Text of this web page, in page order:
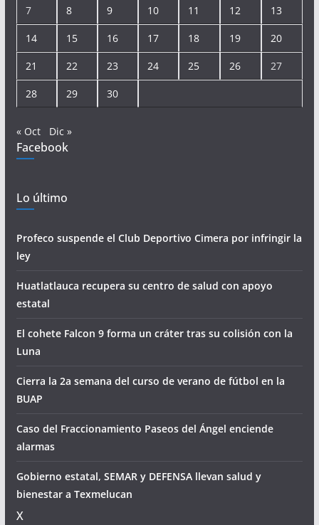
7 8 9 10 11 12 13
14 15 16 17 18 19 20
21 22 23 24 25 26 27
28 29 30
« Oct Dic »
Facebook
Lo último
Profeco suspende el Club Deportivo Cimera por infringir la
ley
Huatlatlauca recupera su centro de salud con apoyo
estatal
El cohete Falcon 9 forma un cráter tras su colisión con la
Luna
Cierra la 2a semana del curso de verano de fútbol en la
BUAP
Caso del Fraccionamiento Paseos del Ángel enciende
alarmas
Gobierno estatal, SEMAR y DEFENSA llevan salud y
bienestar a Texmelucan
X